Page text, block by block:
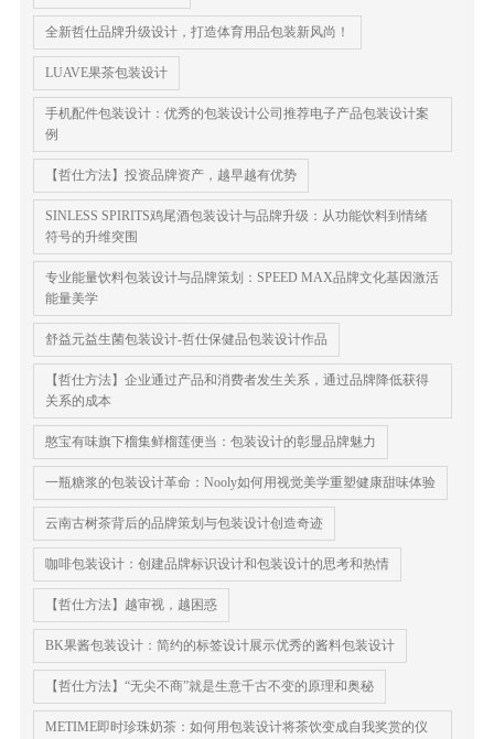
全新哲仕品牌升级设计，打造体育用品包装新风尚！
LUAVE果茶包装设计
手机配件包装设计：优秀的包装设计公司推荐电子产品包装设计案
例
【哲仕方法】投资品牌资产，越早越有优势
SINLESS SPIRITS鸡尾酒包装设计与品牌升级：从功能饮料到情绪
符号的升维突围
专业能量饮料包装设计与品牌策划：SPEED MAX品牌文化基因激活
能量美学
舒益元益生菌包装设计-哲仕保健品包装设计作品
【哲仕方法】企业通过产品和消费者发生关系，通过品牌降低获得
关系的成本
憨宝有味旗下榴集鲜榴莲便当：包装设计的彰显品牌魅力
一瓶糖浆的包装设计革命：Nooly如何用视觉美学重塑健康甜味体验
​云南古树茶背后的品牌策划与包装设计创造奇迹
咖啡包装设计：创建品牌标识设计和包装设计的思考和热情
【哲仕方法】越审视，越困惑
BK果酱包装设计：简约的标签设计展示优秀的酱料包装设计
【哲仕方法】“无尖不商”就是生意千古不变的原理和奥秘
METIME即时珍珠奶茶：如何用包装设计将茶饮变成自我奖赏的仪